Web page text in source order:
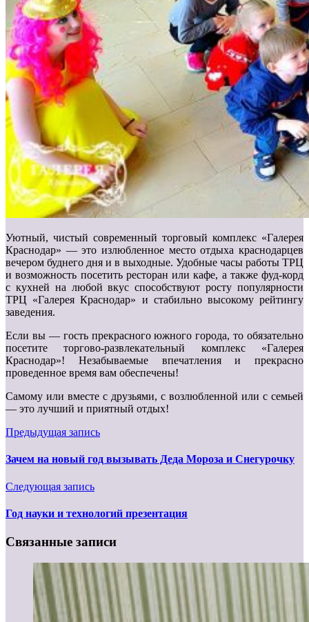
Уютный, чистый современный торговый комплекс «Галерея
Краснодар» — это излюбленное место отдыха краснодарцев
вечером буднего дня и в выходные. Удобные часы работы ТРЦ
и возможность посетить ресторан или кафе, а также фуд-корд
с кухней на любой вкус способствуют росту популярности
ТРЦ «Галерея Краснодар» и стабильно высокому рейтингу
заведения.
Если вы — гость прекрасного южного города, то обязательно
посетите торгово-развлекательный комплекс «Галерея
Краснодар»! Незабываемые впечатления и прекрасно
проведенное время вам обеспечены!
Самому или вместе с друзьями, с возлюбленной или с семьей
— это лучший и приятный отдых!
Предыдущая запись
Зачем на новый год вызывать Деда Мороза и Снегурочку
Следующая запись
Год науки и технологий презентация
Связанные записи